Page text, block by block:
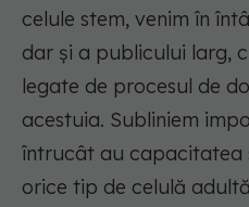
celule stem, venim în
dar şi a publicului larg,
legate de procesul de
acestuia. Subliniem
întrucât au capacitatea
orice tip de celulă